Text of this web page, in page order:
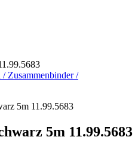
/ Zusammenbinder/
5m 11.99.5683